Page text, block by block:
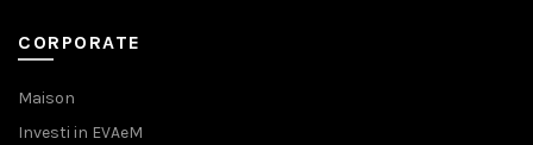
CORPORATE
Maison
Investi in EVAeM